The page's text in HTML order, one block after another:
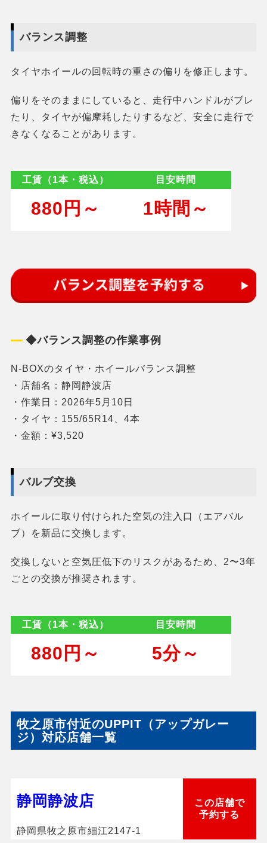
バランス調整
タイヤホイールの回転時の重さの偏りを修正します。
偏りをそのままにしていると、走行中ハンドルがブレ
たり、タイヤが偏摩耗したりするなど、安全に走行で
きなくなることがあります。
工賃（1本・税込） 目安時間
880円～ 1時間～
◆バランス調整の作業事例
N-BOXのタイヤ・ホイールバランス調整
・店舗名：静岡静波店
・作業日：2026年5月10日
・タイヤ：155/65R14、4本
・金額：¥3,520
バルブ交換
ホイールに取り付けられた空気の注入口（エアバル
ブ）を新品に交換します。
交換しないと空気圧低下のリスクがあるため、2〜3年
ごとの交換が推奨されます。
工賃（1本・税込） 目安時間
880円～ 5分～
牧之原市付近のUPPIT（アップガレー
ジ）対応店舗一覧
静岡静波店
この店舗で
予約する
静岡県牧之原市細江2147-1